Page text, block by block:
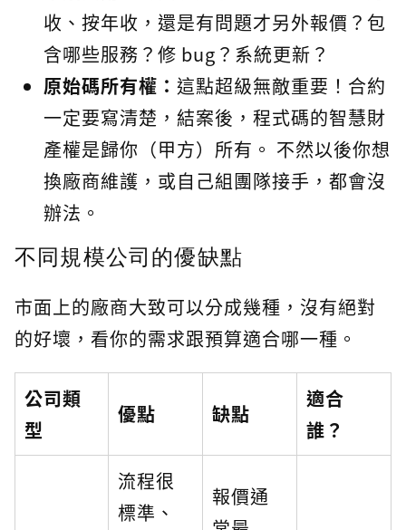
收、按年收，還是有問題才另外報價？包
含哪些服務？修 bug？系統更新？
原始碼所有權： 這點超級無敵重要！合約
一定要寫清楚，結案後，程式碼的智慧財
產權是歸你（甲方）所有。 不然以後你想
換廠商維護，或自己組團隊接手，都會沒
辦法。
不同規模公司的優缺點
市面上的廠商大致可以分成幾種，沒有絕對
的好壞，看你的需求跟預算適合哪一種。
公司類
型
優點 缺點
適合
誰？
流程很
標準、
報價通